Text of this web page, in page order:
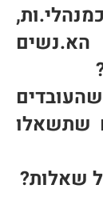
נשים
שתשאלו
שאלות?